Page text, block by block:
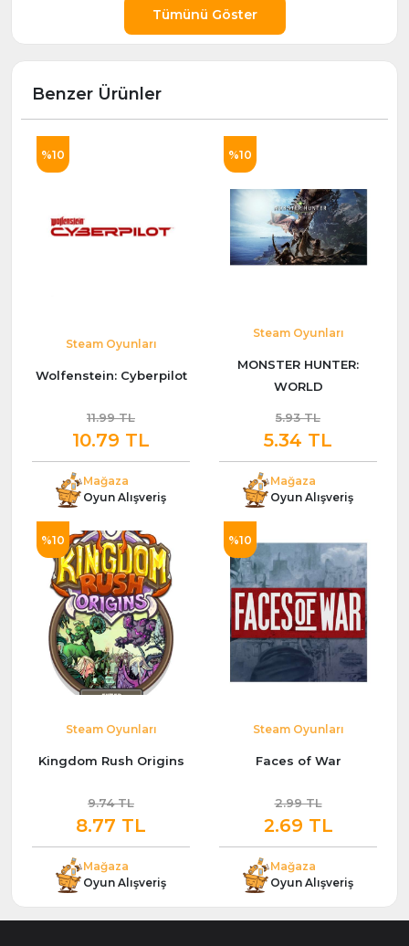
Tümünü Göster
Benzer Ürünler
%10
Steam Oyunları
Wolfenstein: Cyberpilot
11.99 TL
10.79 TL
Mağaza
Oyun Alışveriş
%10
Steam Oyunları
MONSTER HUNTER:
WORLD
5.93 TL
5.34 TL
Mağaza
Oyun Alışveriş
%10
Steam Oyunları
Kingdom Rush Origins
9.74 TL
8.77 TL
Mağaza
Oyun Alışveriş
%10
Steam Oyunları
Faces of War
2.99 TL
2.69 TL
Mağaza
Oyun Alışveriş